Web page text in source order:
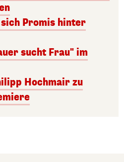
Promis hinter
sucht Frau" im
Hochmair zu